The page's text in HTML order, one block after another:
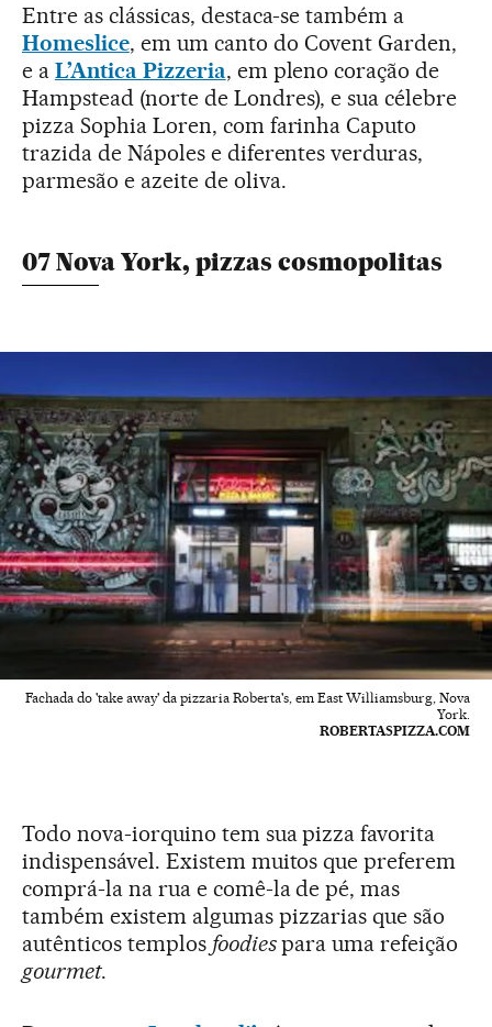
Entre as clássicas, destaca-se também a
Homeslice, em um canto do Covent Garden,
e a L’Antica Pizzeria, em pleno coração de
Hampstead (norte de Londres), e sua célebre
pizza Sophia Loren, com farinha Caputo
trazida de Nápoles e diferentes verduras,
parmesão e azeite de oliva.
07 Nova York, pizzas cosmopolitas
Fachada do 'take away' da pizzaria Roberta's, em East Williamsburg, Nova
York.
ROBERTASPIZZA.COM
Todo nova-iorquino tem sua pizza favorita
indispensável. Existem muitos que preferem
comprá-la na rua e comê-la de pé, mas
também existem algumas pizzarias que são
autênticos templos foodiespara uma refeição
gourmet.